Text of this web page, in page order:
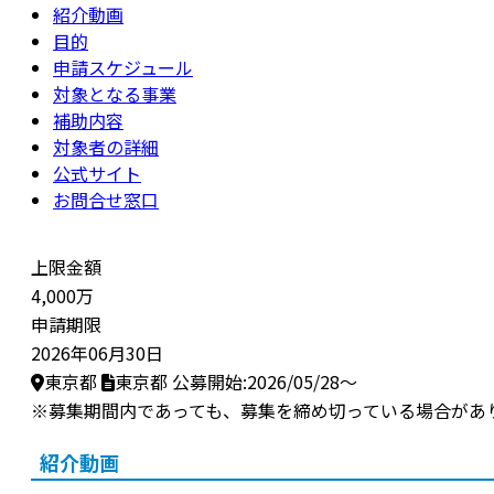
紹介動画
目的
申請スケジュール
対象となる事業
補助内容
対象者の詳細
公式サイト
お問合せ窓口
上限金額
4,000万
申請期限
2026年06月30日
東京都
東京都 公募開始:2026/05/28～
※募集期間内であっても、募集を締め切っている場合があ
紹介動画